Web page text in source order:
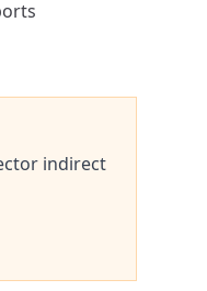
indirect